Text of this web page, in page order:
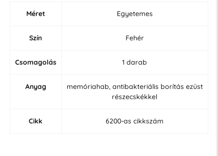
Méret Egyetemes
Szín Fehér
Csomagolás 1 darab
Anyag
memóriahab, antibakteriális borítás ezüst
részecskékkel
Cikk 6200-as cikkszám